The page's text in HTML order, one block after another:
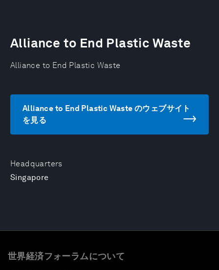
Headquarters
Singapore
Alliance to End Plastic Waste
Alliance to End Plastic Waste
Alliance to End Plastic Waste のウェブサイト
を見る
世界経済フォーラムについて